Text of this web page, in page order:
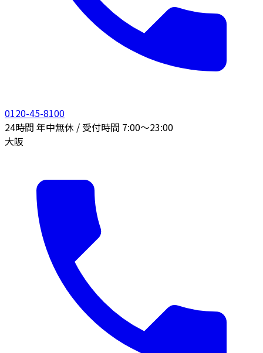
0120-45-8100
24時間 年中無休 / 受付時間 7:00〜23:00
大阪